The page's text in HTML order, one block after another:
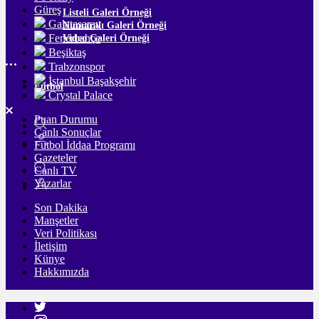
Listeli Galeri Örneği
Numaralı Galeri Örneği
Video Galeri Örneği
Futbol
Güreş
Galatasaray
Fenerbahçe
Beşiktaş
Trabzonspor
İstanbul Başakşehir
Crystal Palace
Puan Durumu
Canlı Sonuçlar
Futbol İddaa Programı
Gazeteler
Canlı TV
Yazarlar
Son Dakika
Manşetler
Veri Politikası
İletişim
Künye
Hakkımızda